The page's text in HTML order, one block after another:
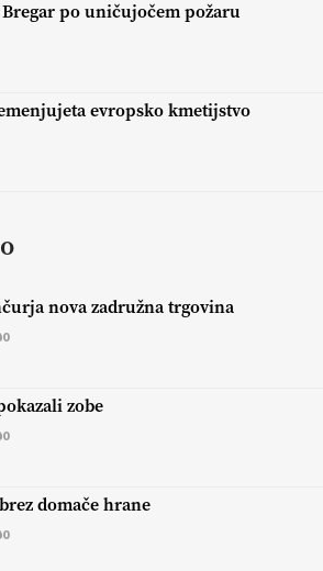
po uničujočem požaru
evropsko kmetijstvo
nova zadružna trgovina
0
zobe
0
domače hrane
0